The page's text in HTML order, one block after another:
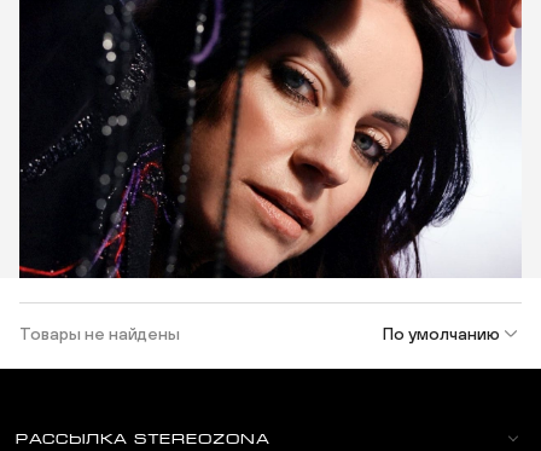
Товары не найдены По умолчанию
РАССЫЛКА STEREOZONA